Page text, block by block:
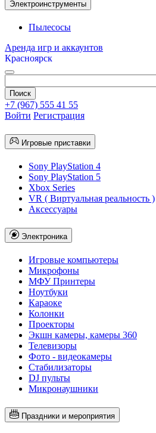
Электроинструменты
Пылесосы
Аренда игр и аккаунтов
Красноярск
+7 (967) 555 41 55
Войти Регистрация
Игровые приставки
Sony PlayStation 4
Sony PlayStation 5
Xbox Series
VR ( Виртуальная реальность )
Аксессуары
Электроника
Игровые компьютеры
Микрофоны
МФУ Принтеры
Ноутбуки
Караоке
Колонки
Проекторы
Экшн камеры, камеры 360
Телевизоры
Фото - видеокамеры
Стабилизаторы
DJ пульты
Микронаушники
Праздники и мероприятия